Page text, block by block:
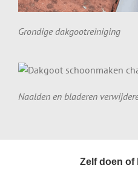
Grondige dakgootreiniging
Naalden en bladeren
Zelf doen of